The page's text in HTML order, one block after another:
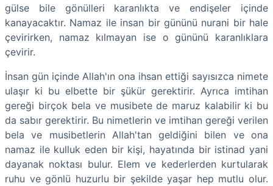
gülse bile gönülleri karanlıkta ve endişeler içinde
kanayacaktır. Namaz ile insan bir gününü nurani bir hale
çevirirken, namaz kılmayan ise o gününü karanlıklara
çevirir.
İnsan gün içinde Allah'ın ona ihsan ettiği sayısızca nimete
ulaşır ki bu elbette bir şükür gerektirir. Ayrıca imtihan
gereği birçok bela ve musibete de maruz kalabilir ki bu
da sabır gerektirir. Bu nimetlerin ve imtihan gereği verilen
bela ve musibetlerin Allah'tan geldiğini bilen ve ona
namaz ile kulluk eden bir kişi, hayatında bir istinad yani
dayanak noktası bulur. Elem ve kederlerden kurtularak
ruhu ve gönlü huzurlu bir şekilde yaşar hep mutlu olur.